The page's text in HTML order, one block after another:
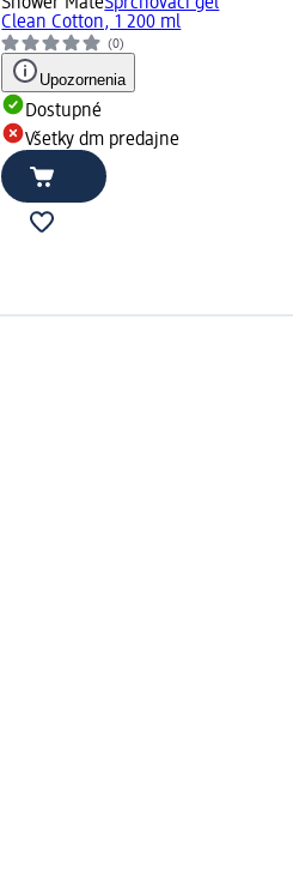
Clean Cotton, 1 200 ml
(0)
Upozornenia
Dostupné
Všetky dm predajne